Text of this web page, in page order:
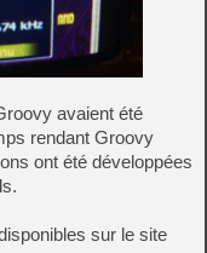
avaient été
rendant Groovy
ont été développées
sur le site